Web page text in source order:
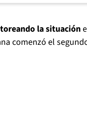
la situación
comenzó el